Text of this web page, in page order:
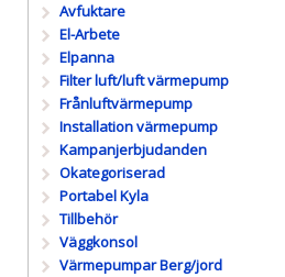
Avfuktare
El-Arbete
Elpanna
Filter luft/luft värmepump
Frånluftvärmepump
Installation värmepump
Kampanjerbjudanden
Okategoriserad
Portabel Kyla
Tillbehör
Väggkonsol
Värmepumpar Berg/jord